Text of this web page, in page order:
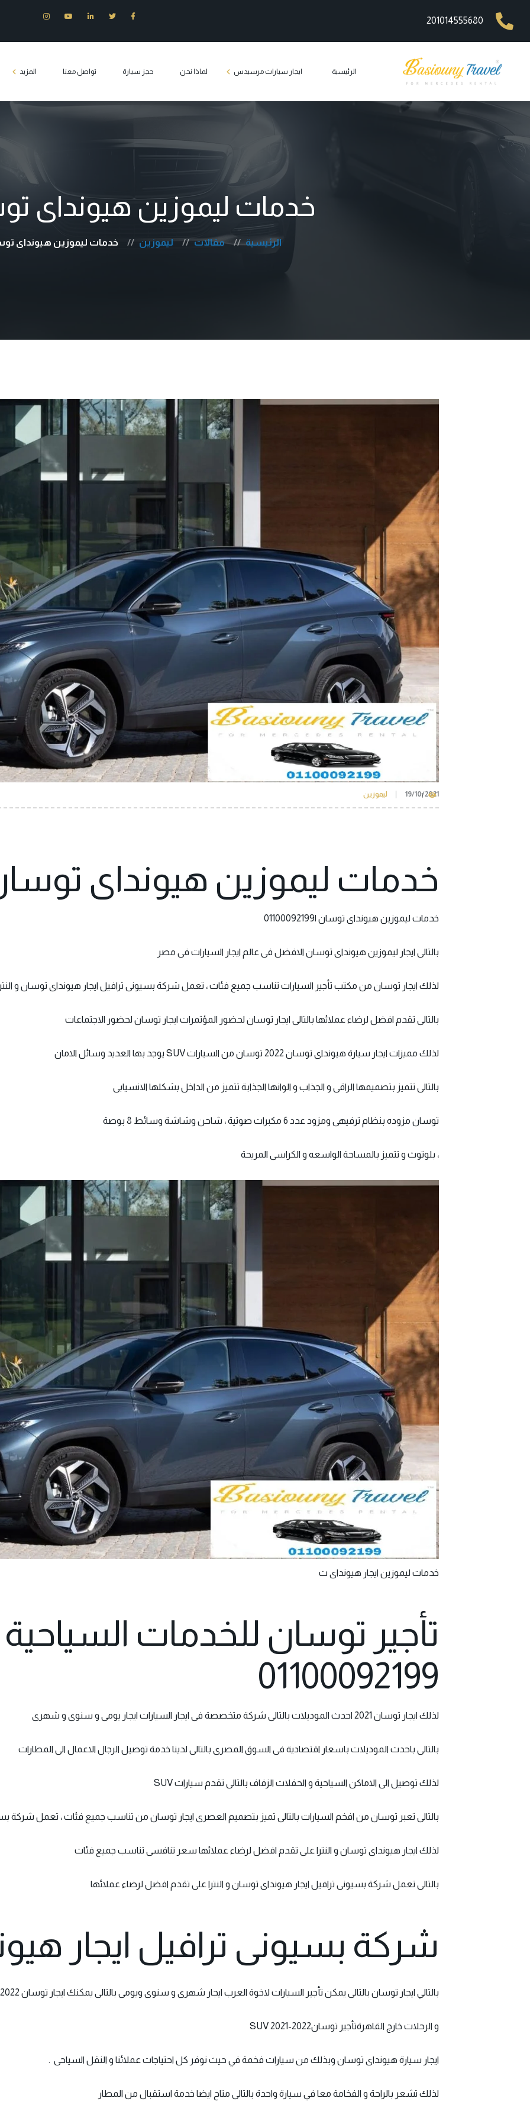
201014555680
الرئيسية ايجار سيارات مرسيدس
ايجار مرسيدس فيانو
Tourist transport car rental
ايجار جي كلاس مصر
لماذا نحن حجز سيارة تواصل معنا المزيد
خدمات ليموزين هيونداى
الرئيسية مقالات ليموزين خدمات ليموزين هيونداى
19/10/2021 ليموزين 1
خدمات ليموزين هيونداى
خدماتليموزين هيونداى توسان|01100092199
بالتالى ايجار ليموزين هيونداى توسان الافضل فى عالم ايجار السيارات فى مصر
لذلك ايجار توسان من مكتب تأجير السيارات تناسب جميع فئات ، تعمل شركة بسيونى ترافيل ايجار هيونداى توسان و
بالتالى تقدم افضل لرضاء عملائها بالتالى ايجار توسان لحضور المؤتمرات ايجار توسان لحضور الاجتماعات
لذلك مميزات ايجار سيارة هيونداى توسان 2022 توسان من السيارات SUV يوجد بها العديد وسائل الامان
بالتالى تتميز بتصميمها الراقى و الجذاب و الوانها الجذابة تتميز من الداخل بشكلها الانسيابى
توسان مزوده بنظام ترفيهى ومزود عدد 6 مكبرات صوتية ، شاحن وشاشة وسائط 8 بوصة
، بلوتوث و تتميز بالمساحة الواسعه و الكراسى المريحة
خدمات ليموزين ايجار هيونداى ت
تأجير توسان للخدمات
01100092199
لذلك ايجار توسان 2021 احدث الموديلات بالتالى شركة متخصصة فى ايجار السيارات ايجار يومى و سنوى و شهرى
بالتالى باحدث الموديلات باسعار اقتصادية فى السوق المصرى بالتالى لدينا خدمة توصيل الرجال الاعمال الى المطارات
لذلك توصيل الى الاماكن السياحية و الحفلات الزفاف بالتالى تقدم سيارات SUV
بالتالى تعبر توسان من افخم السيارات بالتالى تميز بتصميم العصرى ايجار توسان من تناسب جميع فئات ، تعمل شركة
لذلك ايجار هيونداى توسان و النترا على تقدم افضل لرضاء عملائها سعر تنافسى تناسب جميع فئات
بالتالى تعمل شركة بسيونى ترافيل ايجار هيونداى توسان و النترا على تقدم افضل لرضاء عملائها
شركة بسيونى ترافيل ايجار
بالتالي ايجار توسان بالتالى يمكن تأجير السيارات لاخوة العرب ايجار شهرى و سنوى ويومى بالتالى يمكنك ايجار توسان 2022 لسفر
و الرحلات خارج القاهرةتأجير توسان2022-2021 SUV
ايجار سيارة هيونداى توسان وبذلك من سيارات فخمة في حيث نوفر كل احتياجات عملائنا و النقل السياحى .
لذلك تشعر بالراحة و الفخامة معا في سيارة واحدة بالتالى متاح ايضا خدمة استقبال من المطار